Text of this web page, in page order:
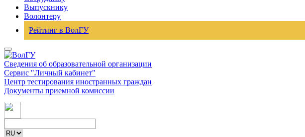
Выпускнику
Волонтеру
Рейтинг в ВолГУ
Сведения об образовательной организации
Сервис "Личный кабинет"
Центр тестирования иностранных граждан
Документы приемной комиссии